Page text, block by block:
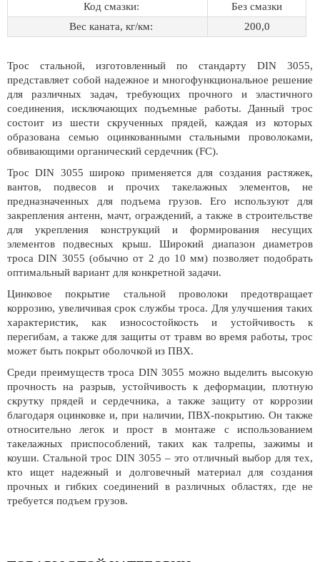
Код смазки:
Без смазки
Вес каната, кг/км:
200,0
Трос стальной, изготовленный по стандарту DIN 3055,
представляет собой надежное и многофункциональное решение
для различных задач, требующих прочного и эластичного
соединения, исключающих подъемные работы. Данный трос
состоит из шести скрученных прядей, каждая из которых
образована семью оцинкованными стальными проволоками,
обвивающими органический сердечник (FC).
Трос DIN 3055 широко применяется для создания растяжек,
вантов, подвесов и прочих такелажных элементов, не
предназначенных для подъема грузов. Его используют для
закрепления антенн, мачт, ограждений, а также в строительстве
для укрепления конструкций и формирования несущих
элементов подвесных крыш. Широкий диапазон диаметров
троса DIN 3055 (обычно от 2 до 10 мм) позволяет подобрать
оптимальный вариант для конкретной задачи.
Цинковое покрытие стальной проволоки предотвращает
коррозию, увеличивая срок службы троса. Для улучшения таких
характеристик, как износостойкость и устойчивость к
перегибам, а также для защиты от травм во время работы, трос
может быть покрыт оболочкой из ПВХ.
Среди преимуществ троса DIN 3055 можно выделить высокую
прочность на разрыв, устойчивость к деформации, плотную
скрутку прядей и сердечника, а также защиту от коррозии
благодаря оцинковке и, при наличии, ПВХ-покрытию. Он также
относительно легок и прост в монтаже с использованием
такелажных приспособлений, таких как талрепы, зажимы и
коуши. Стальной трос DIN 3055 – это отличный выбор для тех,
кто ищет надежный и долговечный материал для создания
прочных и гибких соединений в различных областях, где не
требуется подъем грузов.